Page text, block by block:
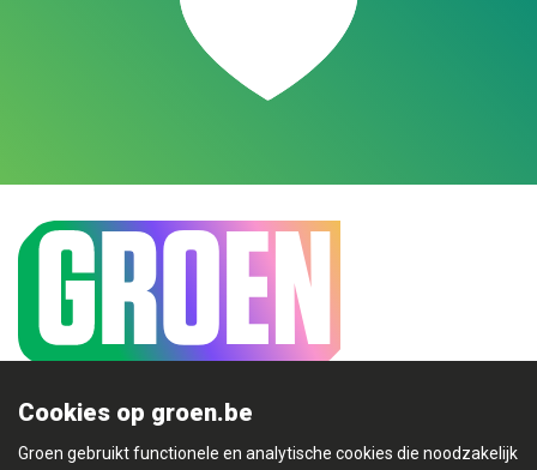
Cookies op groen.be
Groen gebruikt functionele en analytische cookies die noodzakelijk
Mijn Groen